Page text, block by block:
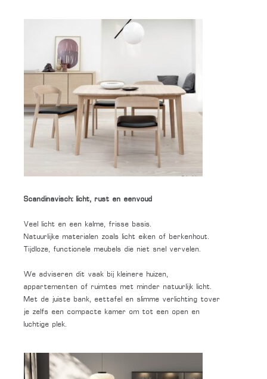
Scandinavisch: licht, rust en eenvoud
Veel licht en een kalme, frisse basis.
Natuurlijke materialen zoals licht eiken of berkenhout.
Tijdloze, functionele meubels die niet snel vervelen.
We adviseren dit vaak bij kleinere huizen,
appartementen of ruimtes met minder natuurlijk licht.
Met de juiste bank, eettafel en slimme verlichting tover
je zelfs een compacte kamer om tot een open en
luchtige plek.